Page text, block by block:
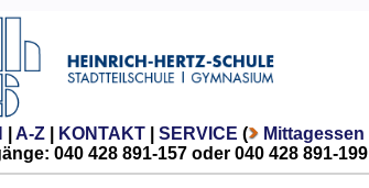
A-Z| KONTAKT| SERVICE ( Mittagessen
040 428 891-157 oder 040 428 891-199